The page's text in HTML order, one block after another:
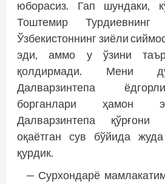
юборасиз. Гап шундаки,
Тоштемир Турдиевнинг
Ўзбекистоннинг зиёли
эди, аммо у ўзини
қолдирмади. Мени
Далварзинтепа
борганлари ҳамон
Далварзинтепа
оқаётган сув бўйида
қурдик.
— Сурхондарё